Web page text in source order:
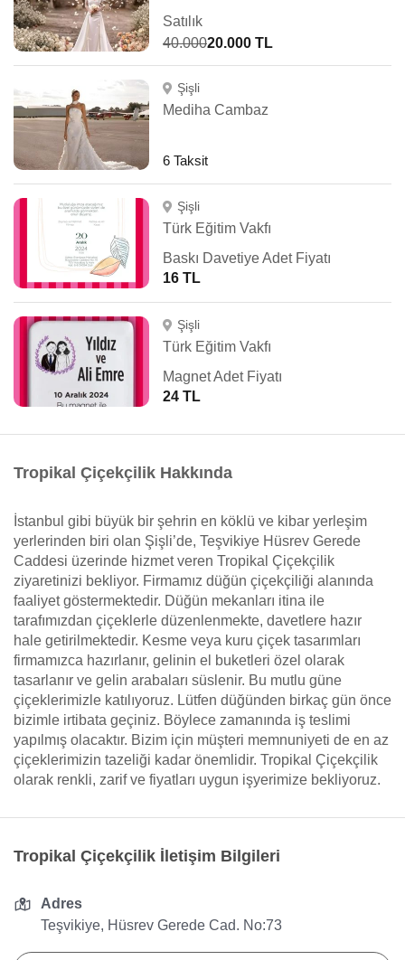
Satılık
40.00020.000 TL
Şişli
Mediha Cambaz
6 Taksit
Şişli
Türk Eğitim Vakfı
Baskı Davetiye Adet Fiyatı
16 TL
Şişli
Türk Eğitim Vakfı
Magnet Adet Fiyatı
24 TL
Tropikal Çiçekçilik Hakkında
İstanbul gibi büyük bir şehrin en köklü ve kibar yerleşim
yerlerinden biri olan Şişli’de, Teşvikiye Hüsrev Gerede
Caddesi üzerinde hizmet veren Tropikal Çiçekçilik
ziyaretinizi bekliyor. Firmamız düğün çiçekçiliği alanında
faaliyet göstermektedir. Düğün mekanları itina ile
tarafımızdan çiçeklerle düzenlenmekte, davetlere hazır
hale getirilmektedir. Kesme veya kuru çiçek tasarımları
firmamızca hazırlanır, gelinin el buketleri özel olarak
tasarlanır ve gelin arabaları süslenir. Bu mutlu güne
çiçeklerimizle katılıyoruz. Lütfen düğünden birkaç gün önce
bizimle irtibata geçiniz. Böylece zamanında iş teslimi
yapılmış olacaktır. Bizim için müşteri memnuniyeti de en az
çiçeklerimizin tazeliği kadar önemlidir. Tropikal Çiçekçilik
olarak renkli, zarif ve fiyatları uygun işyerimize bekliyoruz.
Tropikal Çiçekçilik İletişim Bilgileri
Adres
Teşvikiye, Hüsrev Gerede Cad. No:73